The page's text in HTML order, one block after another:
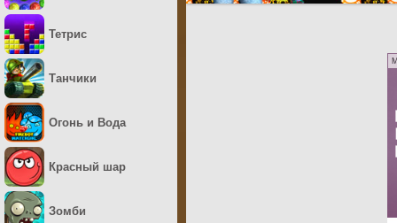
Тетрис
Танчики
Огонь и Вода
Красный шар
Зомби